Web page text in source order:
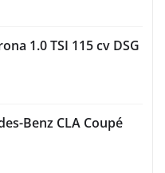
1.0 TSI 115 cv DSG
Benz CLA Coupé